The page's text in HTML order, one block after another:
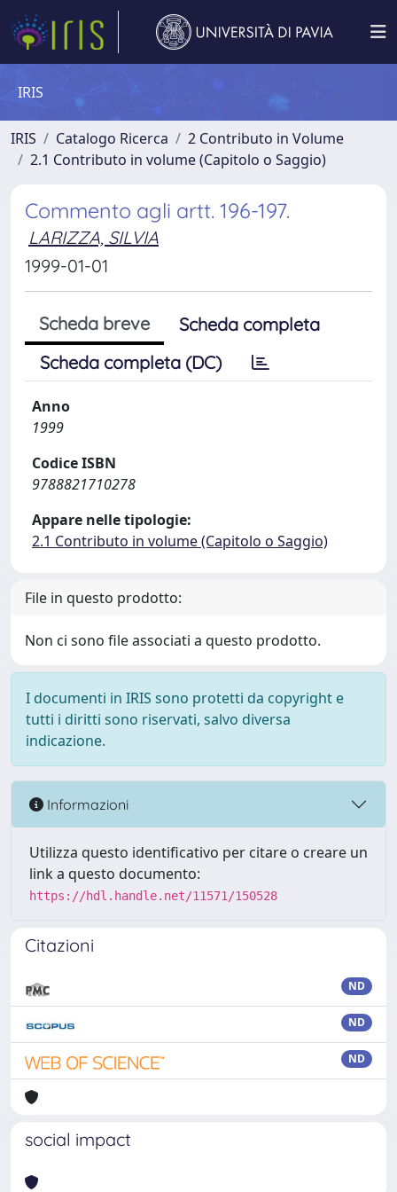
IRIS
IRIS Catalogo Ricerca
2 Contributo in Volume
2.1 Contributo in volume (Capitolo o Saggio)
Commento agli artt. 196-197.
LARIZZA, SILVIA
1999-01-01
Scheda breve
Scheda completa
Scheda completa (DC)
Anno
1999
Codice ISBN
9788821710278
Appare nelle tipologie:
2.1 Contributo in volume (Capitolo o Saggio)
File in questo prodotto:
Non ci sono file associati a questo prodotto.
I documenti in IRIS sono protetti da copyright e
tutti i diritti sono riservati, salvo diversa
indicazione.
Informazioni
Utilizza questo identificativo per citare o creare un
link a questo documento:
https://hdl.handle.net/11571/150528
Citazioni
ND
ND
ND
social impact